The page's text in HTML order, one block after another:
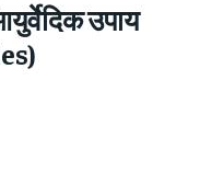
उपाय